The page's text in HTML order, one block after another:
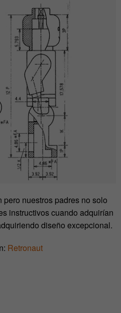
nuestros padres no solo
instructivos cuando adquirían
diseño excepcional.
Retronaut